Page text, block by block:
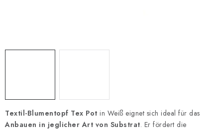
Textil-Blumentopf Tex Pot in Weiß eignet sich ideal für das
Anbauen in jeglicher Art von Substrat. Er fördert die